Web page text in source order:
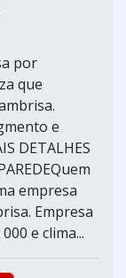
por
que
e
DETALHES
empresa
Empresa
e clima...